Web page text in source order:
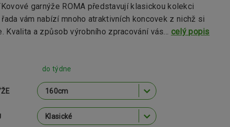
garnýže ROMA představují klasickou kolekci
řada vám nabízí mnoho atraktivních koncovek z nichž si
Kvalita a způsob výrobního zpracování vás... celý popis
do týdne